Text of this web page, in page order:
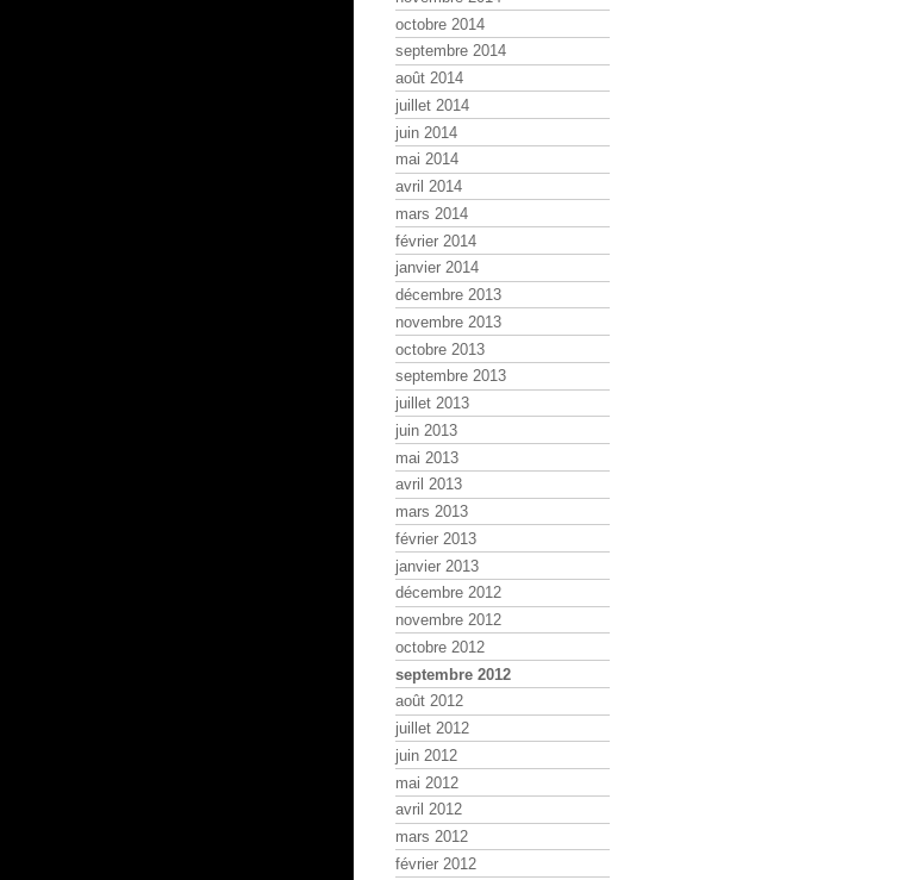
octobre 2014
septembre 2014
août 2014
juillet 2014
juin 2014
mai 2014
avril 2014
mars 2014
février 2014
janvier 2014
décembre 2013
novembre 2013
octobre 2013
septembre 2013
juillet 2013
juin 2013
mai 2013
avril 2013
mars 2013
février 2013
janvier 2013
décembre 2012
novembre 2012
octobre 2012
septembre 2012
août 2012
juillet 2012
juin 2012
mai 2012
avril 2012
mars 2012
février 2012